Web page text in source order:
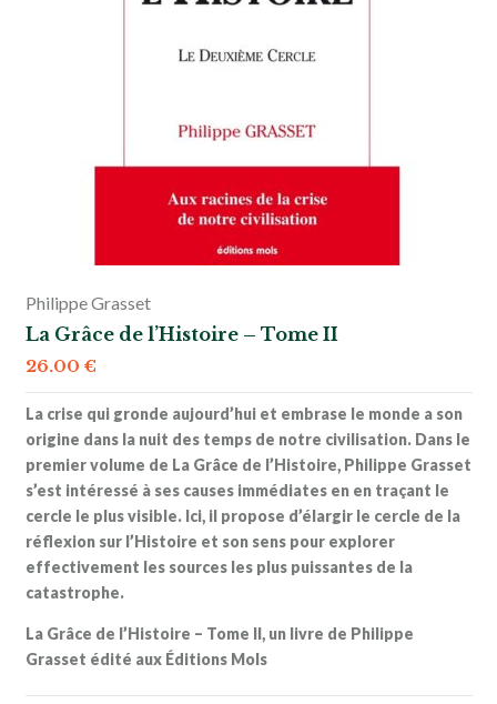
Philippe Grasset
La Grâce de l’Histoire – Tome II
26.00 €
La crise qui gronde aujourd’hui et embrase le monde a son
origine dans la nuit des temps de notre civilisation. Dans le
premier volume de La Grâce de l’Histoire, Philippe Grasset
s’est intéressé à ses causes immédiates en en traçant le
cercle le plus visible. Ici, il propose d’élargir le cercle de la
réflexion sur l’Histoire et son sens pour explorer
effectivement les sources les plus puissantes de la
catastrophe.
La Grâce de l’Histoire – Tome II, un livre de Philippe
Grasset édité aux Éditions Mols